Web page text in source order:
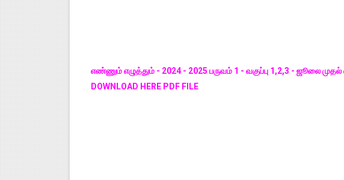
எண்ணும் எழுத்தும் - 2024 - 2025 பருவம் 1 - வகுப்பு 1,2,3 - ஜூலை முதல்
DOWNLOAD HERE PDF FILE